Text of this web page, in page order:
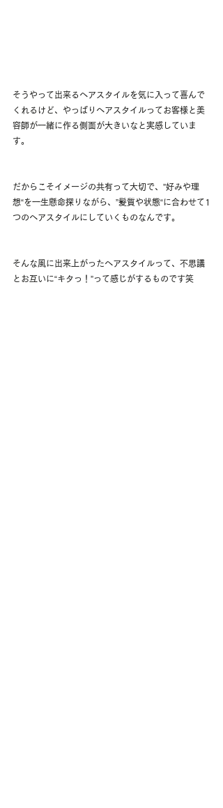
そうやって出来るヘアスタイルを気に入って喜んで
くれるけど、やっぱりヘアスタイルってお客様と美
容師が一緒に作る側面が大きいなと実感していま
す。
だからこそイメージの共有って大切で、”好みや理
想“を一生懸命探りながら、”髪質や状態“に合わせて1
つのヘアスタイルにしていくものなんです。
そんな風に出来上がったヘアスタイルって、不思議
とお互いに“キタっ！”って感じがするものです笑